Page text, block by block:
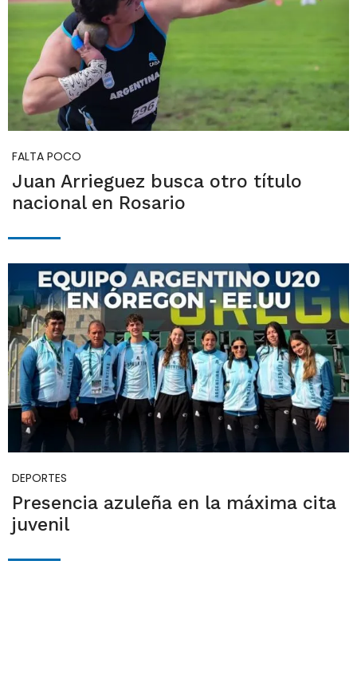
FALTA POCO
Juan Arrieguez busca otro título
nacional en Rosario
DEPORTES
Presencia azuleña en la máxima cita
juvenil